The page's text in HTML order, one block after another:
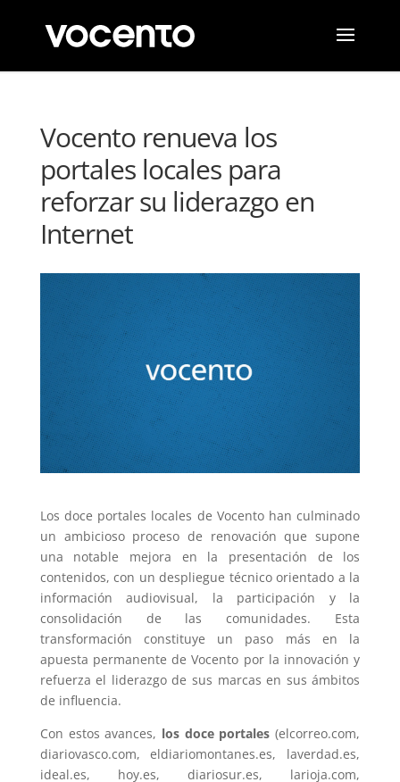
Vocento renueva los
portales locales para
reforzar su liderazgo en
Internet
Los doce portales locales de Vocento han culminado
un ambicioso proceso de renovación que supone
una notable mejora en la presentación de los
contenidos, con un despliegue técnico orientado a la
información audiovisual, la participación y la
consolidación de las comunidades. Esta
transformación constituye un paso más en la
apuesta permanente de Vocento por la innovación y
refuerza el liderazgo de sus marcas en sus ámbitos
de influencia.
Con estos avances, los doce portales (elcorreo.com,
diariovasco.com, eldiariomontanes.es, laverdad.es,
ideal.es, hoy.es, diariosur.es, larioja.com,